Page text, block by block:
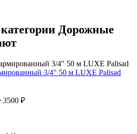
Дорожные
3/4" 50 м LUXE Palisad
3500 ₽